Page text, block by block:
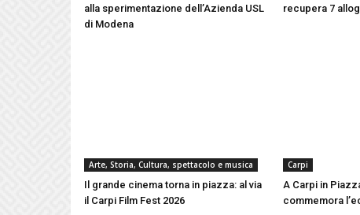
alla sperimentazione dell’Azienda USL
di Modena
recupera 7
Arte, Storia, Cultura, spettacolo e musica
Il grande cinema torna in piazza: al via
il Carpi Film Fest 2026
Carpi
A Carpi in
commemora